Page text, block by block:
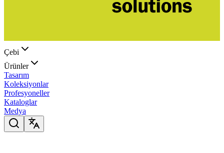
Çebi
Ürünler
Tasarım
Koleksiyonlar
Profesyoneller
Kataloglar
Medya